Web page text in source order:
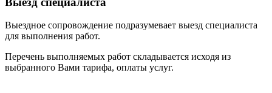
Выездное сопровождение подразумевает выезд специалиста
для выполнения работ.
Перечень выполняемых работ складывается исходя из
выбранного Вами тарифа, оплаты услуг.